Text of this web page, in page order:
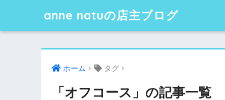
anne natuの店主ブログ
ホーム タグ
「オフコース」の記事一覧